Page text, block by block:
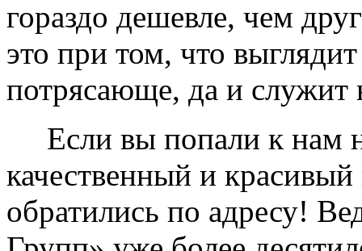
гораздо дешевле, чем
это при том, что
потрясающе, да и служит
Если вы попали к нам
качественный и
обратились по адресу!